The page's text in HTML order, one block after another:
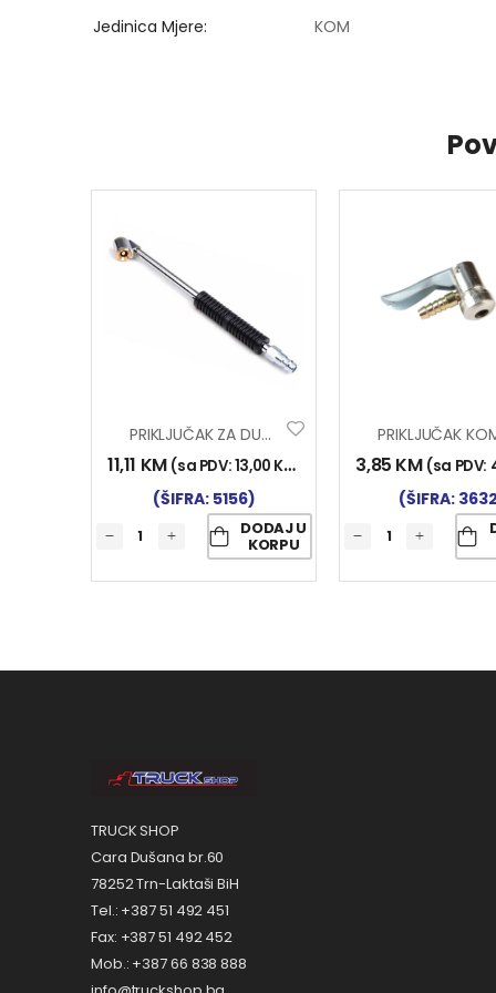
Jedinica Mjere KOM
PRIKLJUČAK ZA DUVANJE GUMA AUTOMATIK
11,11 KM (sa PDV:13,00 KM
(ŠIFRA: 5156)
DODAJ U
KORPU
3,85 KM (sa PDV:
(ŠIFRA:
TRUCK SHOP
Cara Dušana br.60
78252 Trn-Laktaši BiH
Tel.: +387 51 492 451
Fax: +387 51 492 452
Mob.: +387 66 838 888